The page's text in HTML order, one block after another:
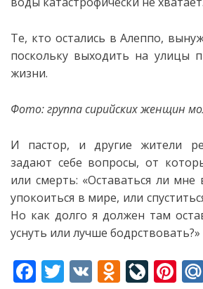
Те, кто остались в Алеппо,
поскольку выходить на улицы
жизни.
Фото: группа сирийских женщин
И пастор, и другие жители
задают себе вопросы, от
или смерть: «Оставаться ли
упокоиться в мире, или
Но как долго я должен там
уснуть или лучше бодрствовать?»
F T V O Li Pi